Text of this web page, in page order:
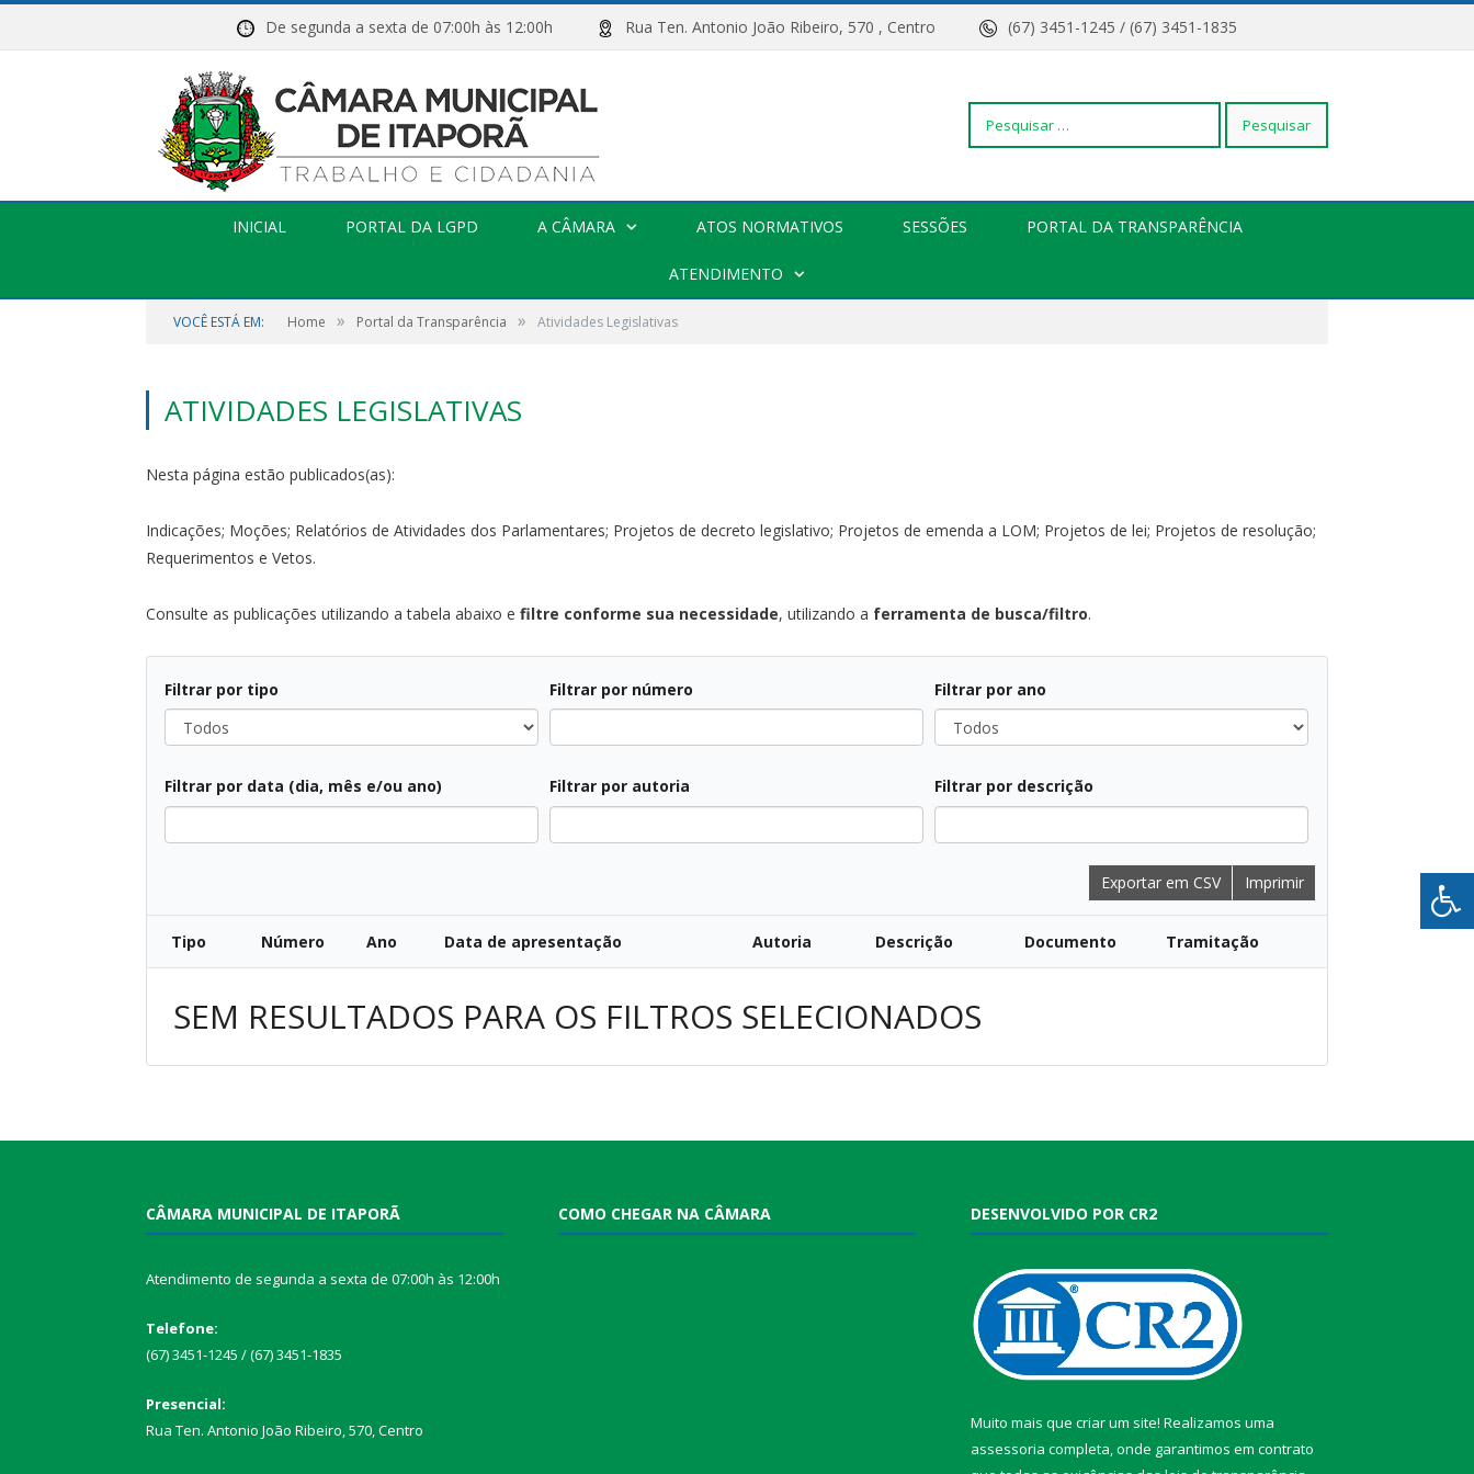
De segunda a sexta de 07:00h às 12:00h Rua Ten. Antonio João Ribeiro, 570 , Centro (67) 3451-1245 / (67) 3451-1835
Pesquisar
INICIAL PORTAL DA LGPD A CÂMARA ATOS NORMATIVOS SESSÕES PORTAL DA TRANSPARÊNCIA
ATENDIMENTO
VOCÊ ESTÁ EM: Home » Portal da Transparência » Atividades Legislativas
ATIVIDADES LEGISLATIVAS
Nesta página estão publicados(as):
Indicações; Moções; Relatórios de Atividades dos Parlamentares; Projetos de decreto legislativo; Projetos de emenda a LOM; Projetos de lei; Projetos de resolução;
Requerimentos e Vetos.
Consulte as publicações utilizando a tabela abaixo e filtre conforme sua necessidade, utilizando a ferramenta de busca/filtro.
Filtrar por tipo
Todos
Filtrar por número
Filtrar por ano
Todos
Filtrar por data (dia, mês e/ou ano)
Filtrar por autoria
Filtrar por descrição
Exportar em CSV Imprimir
Tipo Número Ano Data de apresentação Autoria Descrição Documento Tramitação
SEM RESULTADOS PARA OS FILTROS SELECIONADOS
CÂMARA MUNICIPAL DE ITAPORÃ
Atendimento de segunda a sexta de 07:00h às 12:00h
Telefone:
(67) 3451-1245 / (67) 3451-1835
Presencial:
Rua Ten. Antonio João Ribeiro, 570, Centro
COMO CHEGAR NA CÂMARA DESENVOLVIDO POR CR2
Muito mais que criar um site! Realizamos uma
assessoria completa, onde garantimos em contrato